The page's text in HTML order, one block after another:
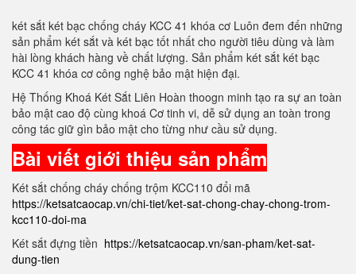
két sắt két bạc chống cháy KCC 41 khóa cơ Luôn đem đến những
sản phẩm két sắt và két bạc tốt nhất cho người tiêu dùng và làm
hài lòng khách hàng về chất lượng. Sản phẩm két sắt két bạc
KCC 41 khóa cơ công nghệ bảo mật hiện đại.
Hệ Thống Khoá Két Sắt Liên Hoàn thoogn minh tạo ra sự an toàn
bảo mật cao độ cùng khoá Cơ tinh vi, dễ sử dụng an toàn trong
công tác giữ gìn bảo mật cho từng như cầu sử dụng.
Bài viết giới thiệu sản phẩm
Két sắt chống cháy chống trộm KCC110 đổi mã
https://ketsatcaocap.vn/chi-tiet/ket-sat-chong-chay-chong-trom-
kcc110-doi-ma
Két sắt đựng tiền https://ketsatcaocap.vn/san-pham/ket-sat-
dung-tien